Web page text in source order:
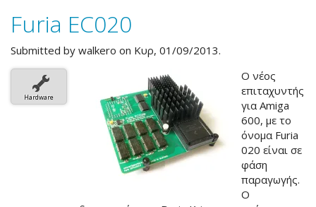
της
επερχόμενης
ACA500
Furia EC020
Submitted by walkero on Κυρ, 01/09/2013.
Hardware
Ο νέος
επιταχυντής
για Amiga
600, με το
όνομα Furia
020 είναι σε
φάση
παραγωγής.
Ο